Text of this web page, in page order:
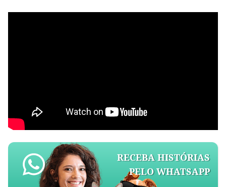
RECEBA HISTÓRIAS
PELO WHATSAPP